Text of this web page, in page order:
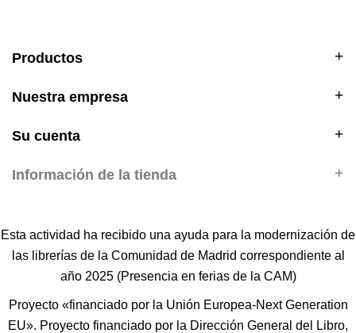
Productos
Nuestra empresa
Su cuenta
Información de la tienda
Esta actividad ha recibido una ayuda para la modernización de
las librerías de la Comunidad de Madrid correspondiente al
año 2025 (Presencia en ferias de la CAM)
Proyecto «financiado por la Unión Europea-Next Generation
EU». Proyecto financiado por la Dirección General del Libro,